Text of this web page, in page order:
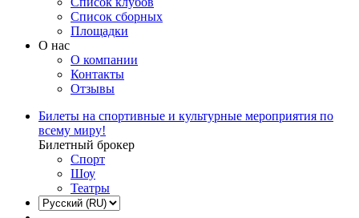
Список сборных
Площадки
О нас
О компании
Контакты
Отзывы
Билеты на спортивные и культурные мероприятия по
всему миру!
Билетный брокер
Спорт
Шоу
Театры